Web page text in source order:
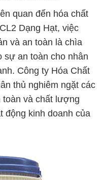
quan đến hóa chất
Dạng Hạt, việc
và an toàn là chìa
sự an toàn cho nhân
Công ty Hóa Chất
thủ nghiêm ngặt các
toàn và chất lượng
động kinh doanh của